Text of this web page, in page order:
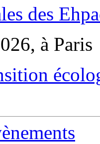
des
à Paris